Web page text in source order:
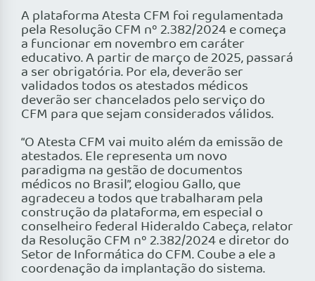
A plataforma Atesta CFM foi regulamentada
pela Resolução CFM nº 2.382/2024 e começa
a funcionar em novembro em caráter
educativo. A partir de março de 2025, passará
a ser obrigatória. Por ela, deverão ser
validados todos os atestados médicos
deverão ser chancelados pelo serviço do
CFM para que sejam considerados válidos.
“O Atesta CFM vai muito além da emissão de
atestados. Ele representa um novo
paradigma na gestão de documentos
médicos no Brasil”, elogiou Gallo, que
agradeceu a todos que trabalharam pela
construção da plataforma, em especial o
conselheiro federal Hideraldo Cabeça, relator
da Resolução CFM nº 2.382/2024 e diretor do
Setor de Informática do CFM. Coube a ele a
coordenação da implantação do sistema.